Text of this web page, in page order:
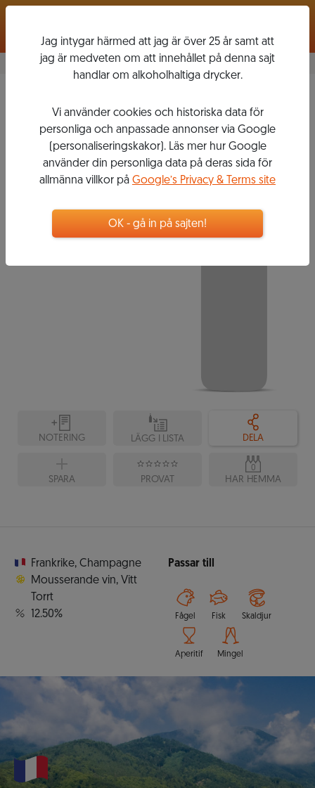
Brut Grand Cru 2002
PAUL BARA
547kr
Flaska, 750 ml
NOTERING LÄGG I LISTA DELA
SPARA PROVAT
0
HAR HEMMA
Frankrike, Champagne
Mousserande vin, Vitt
Torrt
12.50%
Passar till
Fågel Fisk Skaldjur
Aperitif Mingel
Jag intygar härmed att jag är över 25 år samt att
jag är medveten om att innehållet på denna sajt
handlar om alkoholhaltiga drycker.
Vi använder cookies och historiska data för
personliga och anpassade annonser via Google
(personaliseringskakor). Läs mer hur Google
använder din personliga data på deras sida för
allmänna villkor på Google’s Privacy & Terms site
OK - gå in på sajten!